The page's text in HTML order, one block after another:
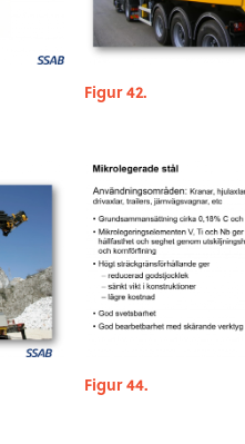
Figur 42.
Figur 44.